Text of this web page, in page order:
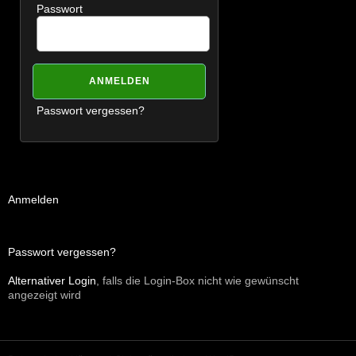
Passwort
Passwort vergessen?
Anmelden
Passwort vergessen?
Alternativer Login , falls die Login-Box nicht wie gewünscht
angezeigt wird